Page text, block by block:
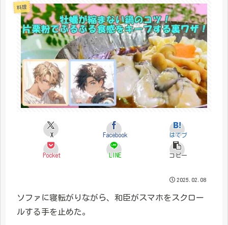
料理
X Facebook はてブ
Pocket LINE コピー
2025.02.08
ソファに寝転がりながら、和臣がスマホをスクロー
ルする手を止めた。